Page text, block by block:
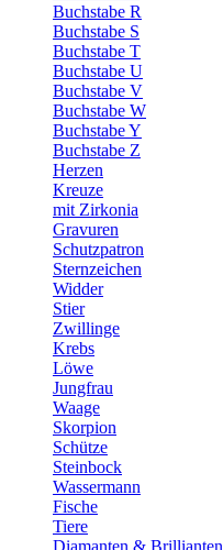
Buchstabe R
Buchstabe S
Buchstabe T
Buchstabe U
Buchstabe V
Buchstabe W
Buchstabe Y
Buchstabe Z
Herzen
Kreuze
mit Zirkonia
Gravuren
Schutzpatron
Sternzeichen
Widder
Stier
Zwillinge
Krebs
Löwe
Jungfrau
Waage
Skorpion
Schütze
Steinbock
Wassermann
Fische
Tiere